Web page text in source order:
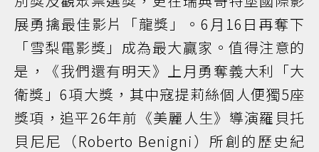
展勇擒最佳影片「龍獎」。6月16日再奪下
「雪梨電影獎」成為最大贏家。值得注意的
是，《我們還有明天》上月勇奪義大利「大
衛獎」6項大獎，其中寇提莉絲個人便獨5座
獎項，追平26年前《美麗人生》導演羅貝托
貝尼尼（Roberto Benigni）所創的歷史紀